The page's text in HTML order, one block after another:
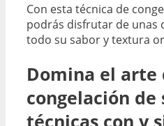
Con esta técnica de
podrás disfrutar de unas
todo su sabor y textura
Domina el arte
congelación de
técnicas con y